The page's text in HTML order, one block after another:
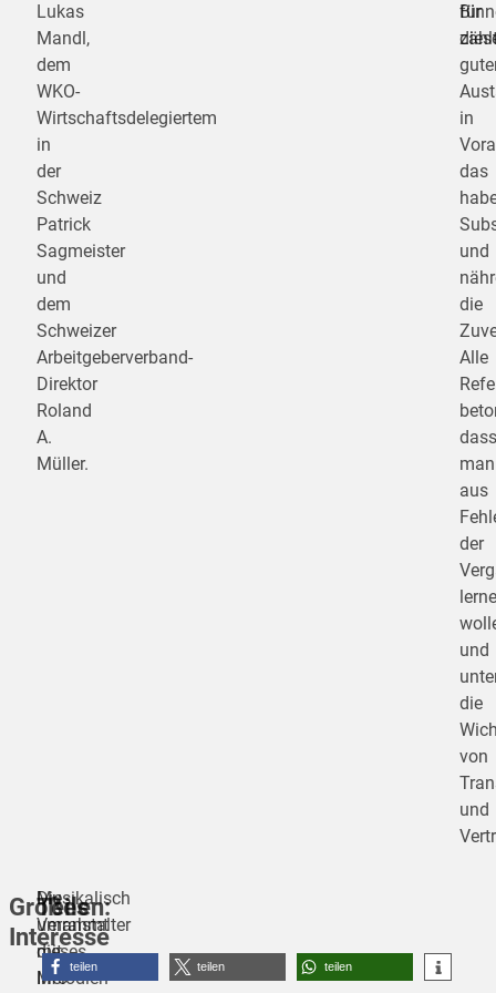
Lukas
Mandl,
dem
WKO-
Wirtschaftsdelegiertem
in
der
Schweiz
Patrick
Sagmeister
und
dem
Schweizer
Arbeitgeberverband-
Direktor
Roland
A.
Müller.
für
in
das
und
die
Alle
dass
man
aus
der
und
die
von
und
Großes
Interesse
Die
Veranstalter
dieses
Info-
Musikalisch
umrahmt
mit
Melodien
Teilen:
teilen teilen teilen